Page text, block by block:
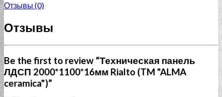
Отзывы (0)
Отзывы
Be the first to review “Техническая панель
ЛДСП 2000*1100*16мм Rialto (TM "ALMA
ceramica")”